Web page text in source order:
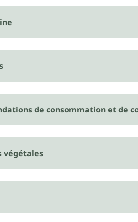
de consommation et de
végétales